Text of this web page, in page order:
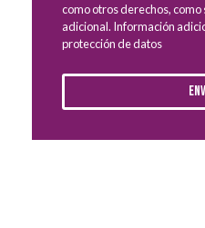
como otros derechos, como
adicional. Información
protección de datos